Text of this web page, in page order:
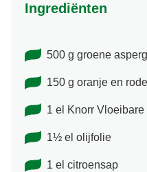
Ingrediënten
500 g groene
150 g oranje en
1 el Knorr
1½ el olijfolie
1 el citroensap